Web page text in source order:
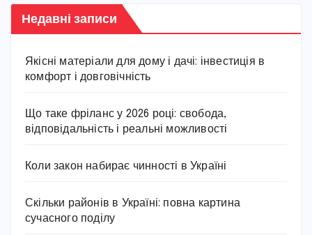
Недавні записи
Якісні матеріали для дому і дачі: інвестиція в
комфорт і довговічність
Що таке фріланс у 2026 році: свобода,
відповідальність і реальні можливості
Коли закон набирає чинності в Україні
Скільки районів в Україні: повна картина
сучасного поділу